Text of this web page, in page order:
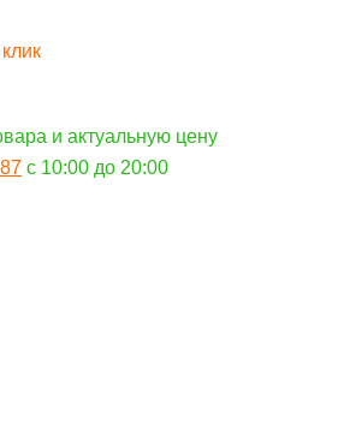
и актуальную цену
c 10:00 до 20:00